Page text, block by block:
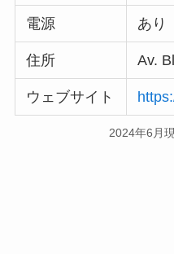
電源 あり
住所 Av.
ウェブサイト
2024年6月